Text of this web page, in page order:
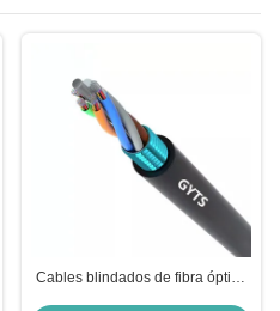
Cables blindados de fibra óptica